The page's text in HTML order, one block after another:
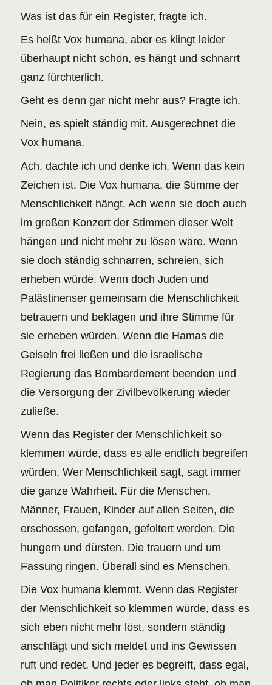
Was ist das für ein Register, fragte ich.
Es heißt Vox humana, aber es klingt leider
überhaupt nicht schön, es hängt und schnarrt
ganz fürchterlich.
Geht es denn gar nicht mehr aus? Fragte ich.
Nein, es spielt ständig mit. Ausgerechnet die
Vox humana.
Ach, dachte ich und denke ich. Wenn das kein
Zeichen ist. Die Vox humana, die Stimme der
Menschlichkeit hängt. Ach wenn sie doch auch
im großen Konzert der Stimmen dieser Welt
hängen und nicht mehr zu lösen wäre. Wenn
sie doch ständig schnarren, schreien, sich
erheben würde. Wenn doch Juden und
Palästinenser gemeinsam die Menschlichkeit
betrauern und beklagen und ihre Stimme für
sie erheben würden. Wenn die Hamas die
Geiseln frei ließen und die israelische
Regierung das Bombardement beenden und
die Versorgung der Zivilbevölkerung wieder
zuließe.
Wenn das Register der Menschlichkeit so
klemmen würde, dass es alle endlich begreifen
würden. Wer Menschlichkeit sagt, sagt immer
die ganze Wahrheit. Für die Menschen,
Männer, Frauen, Kinder auf allen Seiten, die
erschossen, gefangen, gefoltert werden. Die
hungern und dürsten. Die trauern und um
Fassung ringen. Überall sind es Menschen.
Die Vox humana klemmt. Wenn das Register
der Menschlichkeit so klemmen würde, dass es
sich eben nicht mehr löst, sondern ständig
anschlägt und sich meldet und ins Gewissen
ruft und redet. Und jeder es begreift, dass egal,